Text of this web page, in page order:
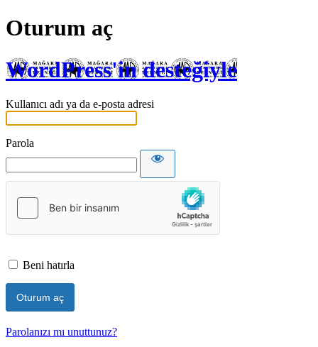
Oturum aç
WordPress'in desteğiyle
Kullanıcı adı ya da e-posta adresi
Parola
Beni hatırla
Parolanızı mı unuttunuz?